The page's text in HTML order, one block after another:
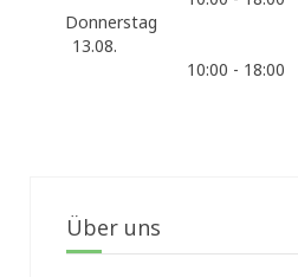
Donnerstag
13.08.
10:00 - 18:00
Über uns